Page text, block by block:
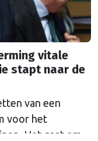
vitale
stapt naar de
van een
voor het
Het gaat om